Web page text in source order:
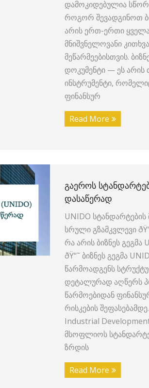
დამოკიდებულია
როგორ შევადგინოთ
არის ერთ-ერთი
მნიშვნელოვანი
მეწარმეებისთვის.
დოკუმენტი — ეს არის
ინსტრუმენტი,
ფინანსურ
Read More
ᲒᲐᲔᲠᲝᲡ
ᲓᲐᲡᲐᲬᲔᲠᲐᲓ
UNIDO სტანდარტების
სრული გზამკვლევი
რა არის ბიზნეს გეგმა
ðŸ“˜ ბიზნეს გეგმა
წარმოადგენს
დეტალურად აღწერს
წარმოებიდან
რისკების
Industrial
მსოფლიოს
ზრდის
Read More